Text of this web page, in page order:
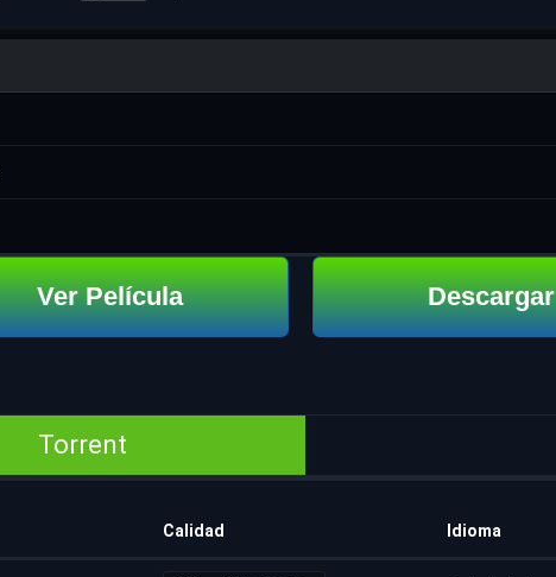
Ver Película Descargar
Torrent
Calidad Idioma